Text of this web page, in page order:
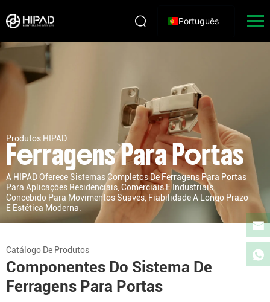
Português
Produtos HIPAD
Ferragens Para Portas
A HIPAD Oferece Sistemas Completos De Ferragens Para Portas
Para Aplicações Residenciais, Comerciais E Industriais.
Concebido Para Movimentos Suaves, Fiabilidade A Longo Prazo
E Estética Moderna.
Catálogo De Produtos
Componentes Do Sistema De
Ferragens Para Portas